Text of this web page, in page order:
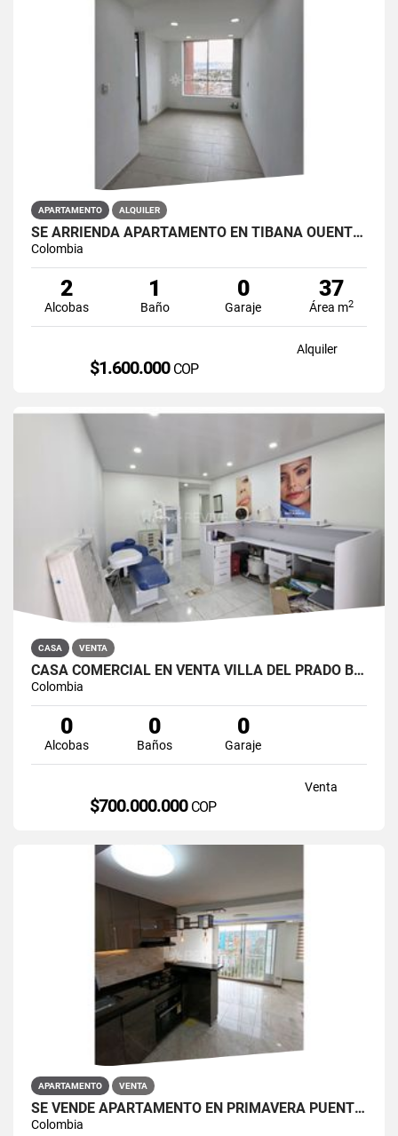
APARTAMENTO ALQUILER
SE ARRIENDA APARTAMENTO EN TIBANA OUENTE ARANDA CONJUNTO OPORTO
Colombia
2
Alcobas
1
Baño
0
Garaje
37
Área m2
Alquiler
$1.600.000 COP
CASA VENTA
CASA COMERCIAL EN VENTA VILLA DEL PRADO BOGOTÁ NORTE
Colombia
0
Alcobas
0
Baños
0
Garaje
Venta
$700.000.000 COP
APARTAMENTO VENTA
SE VENDE APARTAMENTO EN PRIMAVERA PUENTE ARANDA
Colombia